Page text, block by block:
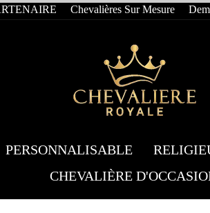
Chevalières Sur Mesure
PERSONNALISABLE
CHEVALIÈRE